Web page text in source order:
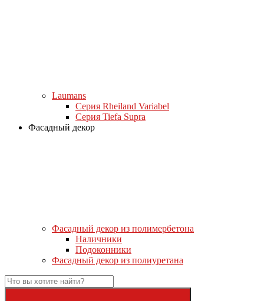
Laumans
Серия Rheiland Variabel
Серия Tiefa Supra
Фасадный декор
Фасадный декор из полимербетона
Наличники
Подоконники
Фасадный декор из полиуретана